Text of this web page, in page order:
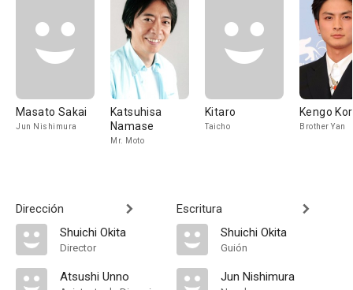
Masato Sakai
Jun Nishimura
Katsuhisa
Namase
Mr. Moto
Kitaro
Taicho
Kengo
Brother Yan
Dirección
Shuichi Okita
Director
Atsushi Unno
Escritura
Shuichi Okita
Guión
Jun Nishimura